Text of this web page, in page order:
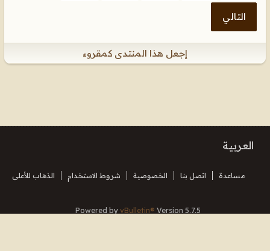
التالي
إجعل هذا المنتدى كمقروء
العربية
مساعدة اتصل بنا الخصوصية شروط الاستخدام الذهاب للأعلى
Powered by vBulletin® Version 5.7.5